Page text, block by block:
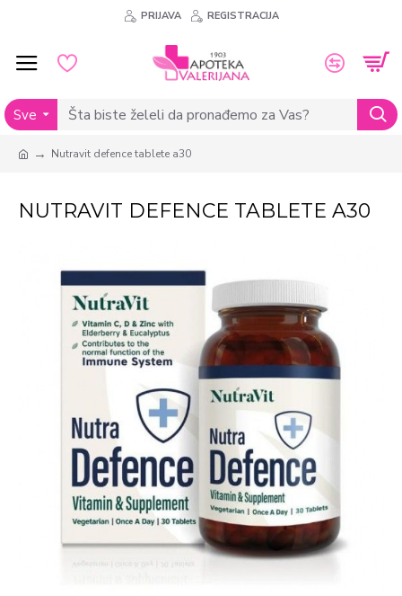
PRIJAVA REGISTRACIJA
Sve
Nutravit defence tablete a30
NUTRAVIT DEFENCE TABLETE A30